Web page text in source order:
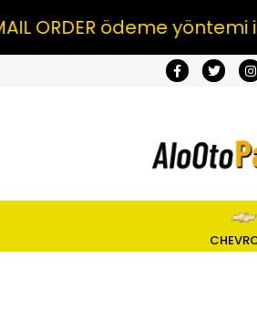
ORDER ödeme yöntemi